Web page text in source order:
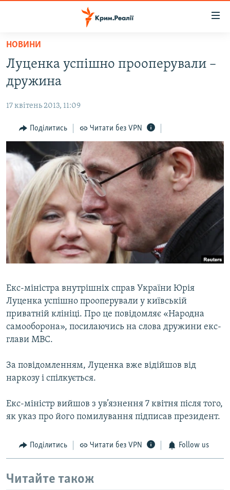
Перейти
основного
матеріалу
Перейти
до
навігації
Перейти
до
пошуку
ВОДА.КРИМ
ВІДЕО ТА ФОТО
ПОЛІТИКА
БЛОГИ
ПОГЛЯД
ІНТЕРВ'Ю
ВСЕ ЗА ДЕНЬ
СПЕЦПРОЕКТИ
ДЕПОРТАЦІЯ
ВІДЕОУРОКИ «ELIFBE»
СВІДЧЕННЯ ОКУПАЦІЇ
ІНФОГРАФІКА
ЯК ОБІЙТИ БЛОКУВАННЯ
Русский
Qırımtatar
Усі сайти RFE/RL
НОВИНИ
Луценка успішно прооперували –
дружина
17 квітень 2013, 11:09
Поділитись Читати без VPN
Екс-міністра внутрішніх справ України Юрія
Луценка успішно прооперували у київській
приватній клініці. Про це повідомляє «Народна
самооборона», посилаючись на слова дружини екс-
глави МВС.
За повідомленням, Луценка вже відійшов від
наркозу і спілкується.
Екс-міністр вийшов з ув’язнення 7 квітня після того,
як указ про його помилування підписав президент.
Поділитись Читати без VPN Follow us
Читайте також